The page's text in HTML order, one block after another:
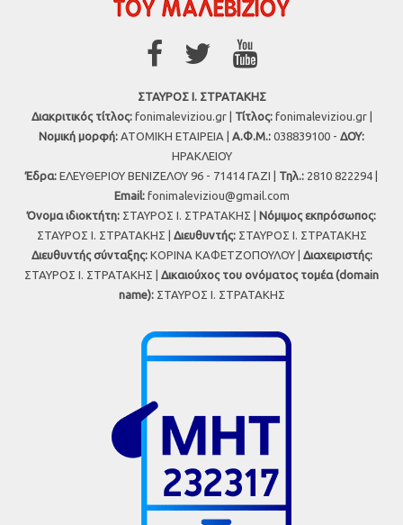
ΣΤΑΥΡΟΣ Ι. ΣΤΡΑΤΑΚΗΣ
Διακριτικός τίτλος:fonimaleviziou.gr | Τίτλος:fonimaleviziou.gr |
Νομική μορφή: ΑΤΟΜΙΚΗ ΕΤΑΙΡΕΙΑ | Α.Φ.Μ.: 038839100 - ΔΟΥ:
ΗΡΑΚΛΕΙΟΥ
Έδρα: ΕΛΕΥΘΕΡΙΟΥ ΒΕΝΙΖΕΛΟΥ 96 - 71414 ΓΑΖΙ | Τηλ.: 2810 822294 |
Εmail: fonimaleviziou@gmail.com
Όνομα ιδιοκτήτη: ΣΤΑΥΡΟΣ Ι. ΣΤΡΑΤΑΚΗΣ | Νόμιμος εκπρόσωπος:
ΣΤΑΥΡΟΣ Ι. ΣΤΡΑΤΑΚΗΣ | Διευθυντής:ΣΤΑΥΡΟΣ Ι. ΣΤΡΑΤΑΚΗΣ
Διευθυντής σύνταξης:ΚΟΡΙΝΑ ΚΑΦΕΤΖΟΠΟΥΛΟΥ | Διαχειριστής:
ΣΤΑΥΡΟΣ Ι. ΣΤΡΑΤΑΚΗΣ | Δικαιούχος του ονόματος τομέα (domain
name):ΣΤΑΥΡΟΣ Ι. ΣΤΡΑΤΑΚΗΣ